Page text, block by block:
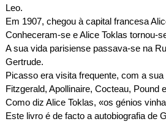
Leo.
Em 1907, chegou à capital francesa
Conheceram-se e Alice Toklas tornou-
A sua vida parisiense passava-se na
Gertrude.
Picasso era visita frequente, com a
Fitzgerald, Apollinaire, Cocteau, Pound
Como diz Alice Toklas, «os génios
Este livro é de facto a autobiografia de